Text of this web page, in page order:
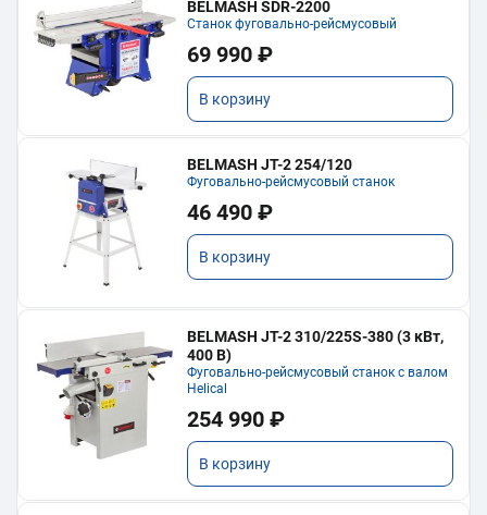
BELMASH SDR-2200
Станок фуговально-рейсмусовый
69 990 ₽
В корзину
BELMASH JT-2 254/120
Фуговально-рейсмусовый станок
46 490 ₽
В корзину
BELMASH JT-2 310/225S-380 (3 кВт,
400 В)
Фуговально-рейсмусовый станок с валом
Helical
254 990 ₽
В корзину